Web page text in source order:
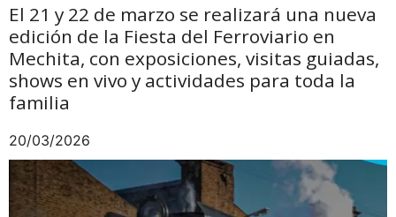
El 21 y 22 de marzo se realizará una nueva
edición de la Fiesta del Ferroviario en
Mechita, con exposiciones, visitas guiadas,
shows en vivo y actividades para toda la
familia
20/03/2026